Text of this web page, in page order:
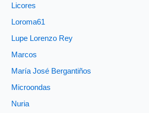
Licores
Loroma61
Lupe Lorenzo Rey
Marcos
María José Bergantiños
Microondas
Nuria